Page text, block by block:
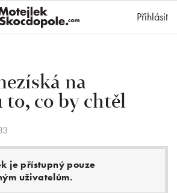
Přihlásit
na
to, co by chtěl
je přístupný pouze
uživatelům.